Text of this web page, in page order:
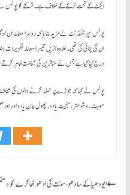
ایکٹ کے تحت لڑکے کے خلاف ہے۔ لڑکے کو پولس
پولس سپرنٹنڈنٹ نے مزید بتایا کہ دوسرا معاملہ
درج کیا گیا ہے جس نے متاثرین کی شناخت ظاہر کرتے
پولس نے کہا کہ جوڑے پر حملہ کرنے والوں کی شناخت
موہت، وشومتر، منجیت یادو، پھول بدن یادو اور
ایودھیا کے سادھو-سنت کی ادھو ٹھاکرے کو